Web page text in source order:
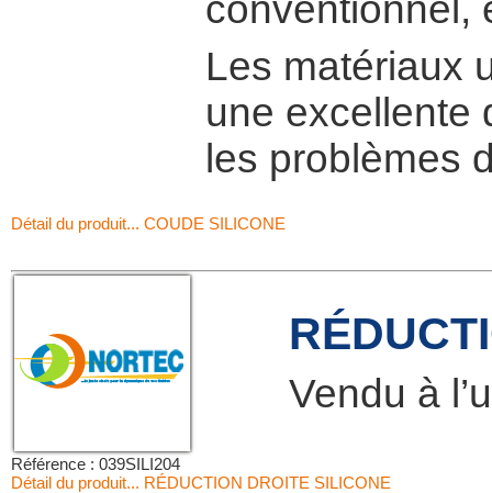
conventionnel,
Les matériaux
une excellente
les problèmes
Détail du produit... COUDE SILICONE
Vendu à
Référence : 039SILI204
Détail du produit... RÉDUCTION DROITE SILICONE